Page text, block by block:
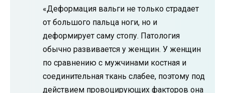
«Деформация вальги не только страдает
от большого пальца ноги, но и
деформирует саму стопу. Патология
обычно развивается у женщин. У женщин
по сравнению с мужчинами костная и
соединительная ткань слабее, поэтому под
действием провоцирующих факторов она